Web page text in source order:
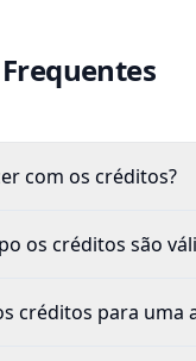
com os créditos?
os créditos são
créditos para uma